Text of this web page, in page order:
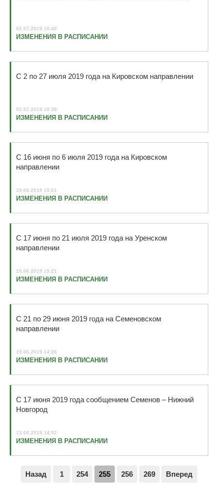
02.07.2019 10:40
ИЗМЕНЕНИЯ В РАСПИСАНИИ
С 2 по 27 июля 2019 года на Кировском направлении
02.07.2019 10:38
ИЗМЕНЕНИЯ В РАСПИСАНИИ
С 16 июня по 6 июля 2019 года на Кировском
направлении
19.06.2019 15:21
ИЗМЕНЕНИЯ В РАСПИСАНИИ
С 17 июня по 21 июля 2019 года на Уренском
направлении
19.06.2019 15:21
ИЗМЕНЕНИЯ В РАСПИСАНИИ
С 21 по 29 июня 2019 года на Семеновском
направлении
19.06.2019 14:26
ИЗМЕНЕНИЯ В РАСПИСАНИИ
С 17 июня 2019 года сообщением Семенов – Нижний
Новгород
13.06.2019 14:52
ИЗМЕНЕНИЯ В РАСПИСАНИИ
Назад 1 254 255 256 269 Вперед